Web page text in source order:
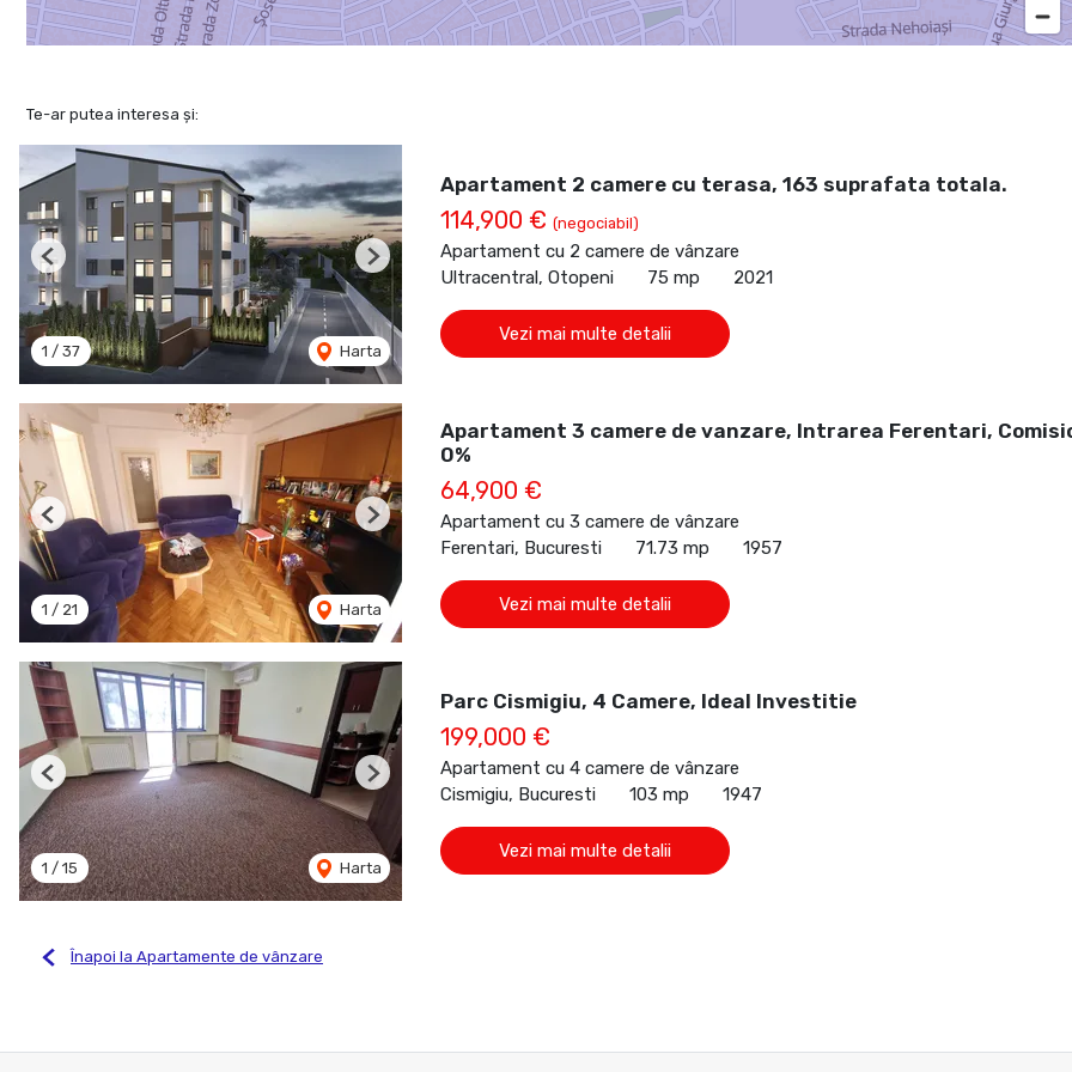
Te-ar putea interesa și:
1 / 37 Harta
Previous Next
Apartament 2 camere cu terasa, 163 suprafata totala.
114,900 € (negociabil)
Apartament cu 2 camere de vânzare
Ultracentral, Otopeni
75 mp 2021
Vezi mai multe detalii
1 / 21 Harta
Previous Next
Apartament 3 camere de vanzare, Intrarea Ferentari,
0%
64,900 €
Apartament cu 3 camere de vânzare
Ferentari, Bucuresti
71.73 mp 1957
Vezi mai multe detalii
1 / 15 Harta
Previous Next
Parc Cismigiu, 4 Camere, Ideal Investitie
199,000 €
Apartament cu 4 camere de vânzare
Cismigiu, Bucuresti
103 mp 1947
Vezi mai multe detalii
Înapoi la Apartamente de vânzare